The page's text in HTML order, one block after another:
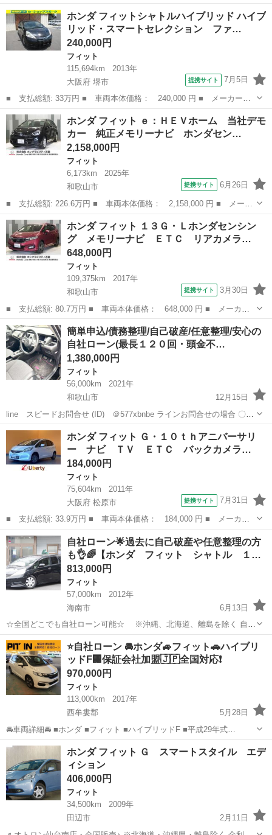
ー名： ホンダ ■ 車種名： フィット ■ グレード名： ｅ：ＨＥ
Ｖホーム 当社デモカー 純正メモリーナビ ホンダセンシング Ｌ
ＥＤヘッ...
和歌山 伊都郡 フィット
ホンダ フィットシャトルハイブリッド ハイブ
リッド・スマートセレクション ファ…
240,000円
フィット
115,694km
2013年
大阪府 堺市
提携サイト 7月5日
■ 支払総額: 33万円 ■ 車両本体価格： 240,000 円 ■ メーカー
名： ホンダ ■ 車種名： フィットシャトルハイブリッド ■ グレ
ード名： ハイブリッド・スマートセレクション ファインライン
フルセグナビ Ｂ...
大阪 堺市 フィット
ホンダ フィット ｅ：ＨＥＶホーム 当社デモ
カー 純正メモリーナビ ホンダセン…
2,158,000円
フィット
6,173km
2025年
和歌山市
提携サイト 6月26日
■ 支払総額: 226.6万円 ■ 車両本体価格： 2,158,000 円 ■ メーカ
ー名： ホンダ ■ 車種名： フィット ■ グレード名： ｅ：ＨＥ
Ｖホーム 当社デモカー 純正メモリーナビ ホンダセンシング Ｌ
ＥＤヘッ...
和歌山 和歌山市 フィット
ホンダ フィット １３Ｇ・Ｌホンダセンシン
グ メモリーナビ ＥＴＣ リアカメラ…
648,000円
フィット
109,375km
2017年
和歌山市
提携サイト 3月30日
■ 支払総額: 80.7万円 ■ 車両本体価格： 648,000 円 ■ メーカー
名： ホンダ ■ 車種名： フィット ■ グレード名： １３Ｇ・Ｌ
ホンダセンシング メモリーナビ ＥＴＣ リアカメラ ホンダセン
シング ＬＥ...
和歌山 和歌山市 フィット
簡単申込/債務整理/自己破産/任意整理/安心の
自社ローン(最長１２０回・頭金不…
1,380,000円
フィット
56,000km
2021年
和歌山市
12月15日
line スピードお問合せ (ID) ＠577xbnbe ラインお問合せの場合 〇お
名前 お電話番号 在庫番号 スピード審査希望とメッセージをいた
だけますとスムーズにご対応おこなえます。 ご希望のお車...
和歌山 和歌山市 フィット
ホンダ フィット Ｇ・１０ｔｈアニバーサリ
ー ナビ ＴＶ ＥＴＣ バックカメラ…
184,000円
フィット
75,604km
2011年
大阪府 松原市
提携サイト 7月31日
■ 支払総額: 33.9万円 ■ 車両本体価格： 184,000 円 ■ メーカー
名： ホンダ ■ 車種名： フィット ■ グレード名： Ｇ・１０ｔ
ｈアニバーサリー ナビ ＴＶ ＥＴＣ バックカメラ スマートキ
ー 電動格納...
大阪 松原市 フィット
自社ローン🌟過去に自己破産や任意整理の方
も👌🌈【ホンダ フィット シャトル １…
813,000円
フィット
57,000km
2012年
海南市
6月13日
☆全国どこでも自社ローン可能☆ ※沖縄、北海道、離島を除く 自己
破産、債務整理の経験あり… 転職したばかり…自営業… 頭金一括の準
備は難しい… そんな不安はオトロンにお任せ(^^)/ 自社ローン専門
店！...
和歌山 海南市 フィット オトロン
⭐️自社ローン 🚘ホンダ🚙フィット🚗ハイブリ
ッドF🏢保証会社加盟🇯🇵全国対応❗️
970,000円
フィット
113,000km
2017年
西牟婁郡
5月28日
🚘車両詳細🚘 ■ホンダ ■フィット ■ハイブリッドF ■平成29年式
■113,000km ■車検2年付 🚙車両装備🚙 ■SDナビ ■レーダークルーズコ
ントロール ■フルセグTV ■バックカメラ ■ホンダセンシング ■E...
和歌山 西牟婁郡 フィット
ホンダ フィット Ｇ スマートスタイル エデ
ィション
406,000円
フィット
34,500km
2009年
田辺市
2月11日